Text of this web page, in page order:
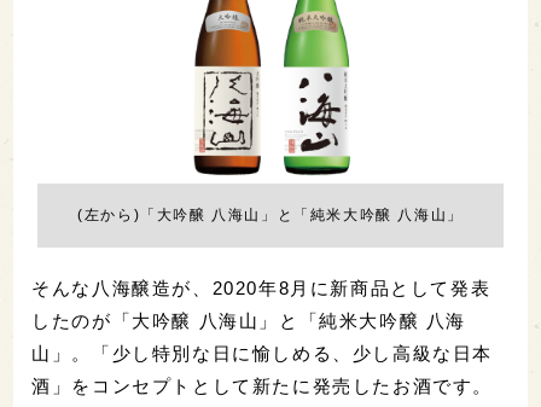
(左から)「大吟醸 八海山」と「純米大吟醸 八海山」
そんな八海醸造が、2020年8月に新商品として発表
したのが「大吟醸 八海山」と「純米大吟醸 八海
山」。「少し特別な日に愉しめる、少し高級な日本
酒」をコンセプトとして新たに発売したお酒です。